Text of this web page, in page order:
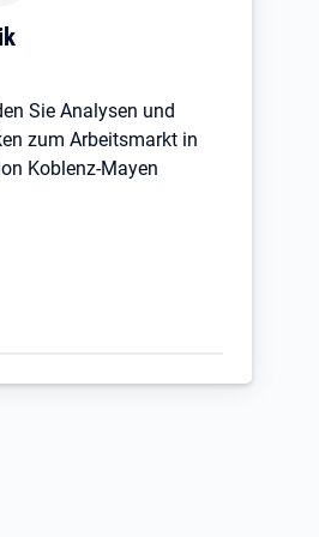
Sie Analysen und
zum Arbeitsmarkt in
Koblenz-Mayen